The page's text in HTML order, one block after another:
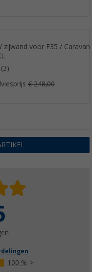
zijwand voor F35 /
(3)
€ 248,00
100 %